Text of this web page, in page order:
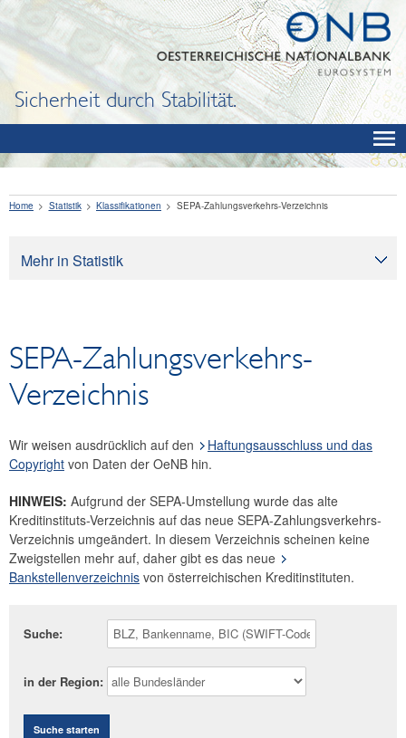
Sicherheit durch Stabilität.
Mehr in Statistik
Klassifikationen
SEPA-Zahlungsverkehrs-Verzeichnis
Veränderungen Bankenstammdaten
Listen Finanzinstitute
ISO-Codes
ÖNACE
ESVG 95 - Klassifikationen
ESVG 2010
Refinanzierungsfähige Drittschuldner und
Jahresabschlüsse
Research Desk
Sparzinsen Österreich
Home Statistik Klassifikationen SEPA-Zahlungsverkehrs-Verzeichnis
SEPA-Zahlungsverkehrs-
Verzeichnis
Wir weisen ausdrücklich auf den
Haftungsausschluss und das
Copyright von Daten der OeNB hin.
HINWEIS: Aufgrund der SEPA-Umstellung wurde das alte
Kreditinstituts-Verzeichnis auf das neue SEPA-Zahlungsverkehrs-
Verzeichnis umgeändert. In diesem Verzeichnis scheinen keine
Zweigstellen mehr auf, daher gibt es das neue
Bankstellenverzeichnis von österreichischen Kreditinstituten.
Suche:
in der Region:
Suche starten